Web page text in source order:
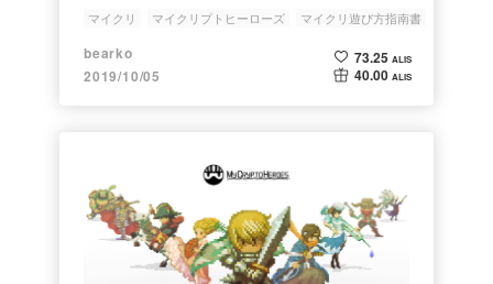
マイクリ マイクリプトヒーローズ
マイクリ遊び方指南書
初心者
bearko
2019/10/05
73.25 ALIS
40.00 ALIS